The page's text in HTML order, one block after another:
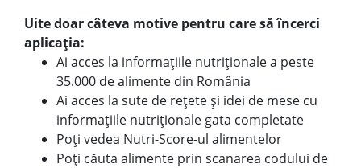
Uite doar câteva motive pentru care să încerci
aplicația:
Ai acces la informațiile nutriționale a peste
35.000 de alimente din România
Ai acces la sute de rețete și idei de mese cu
informațiile nutriționale gata completate
Poți vedea Nutri-Score-ul alimentelor
Poți căuta alimente prin scanarea codului de